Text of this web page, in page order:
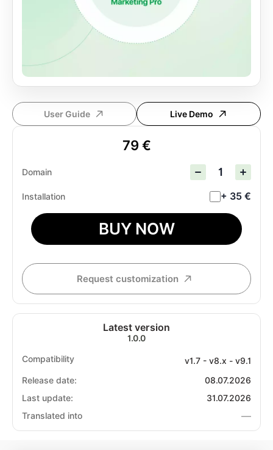
User Guide Live Demo
79 €
Domain
Installation + 35 €
BUY NOW
Request customization
Latest version
1.0.0
Compatibility
v1.7 - v8.x - v9.1
Release date:
08.07.2026
Last update:
31.07.2026
Translated into
—